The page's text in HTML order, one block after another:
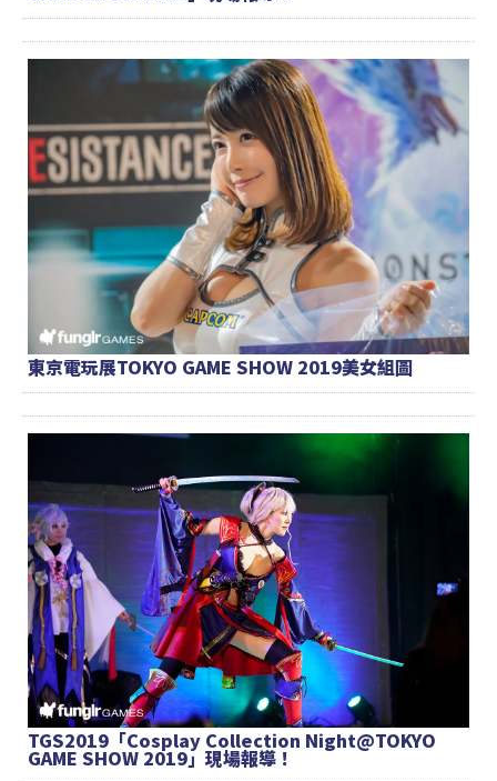
東京電玩展TOKYO GAME SHOW 2019美女組圖
TGS2019「Cosplay Collection Night@TOKYO
GAME SHOW 2019」現場報導！